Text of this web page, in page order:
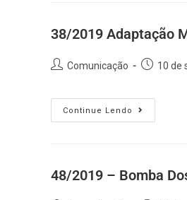
38/2019 Adaptação
Comunicação 10 de
Continue Lendo
48/2019 – Bomba